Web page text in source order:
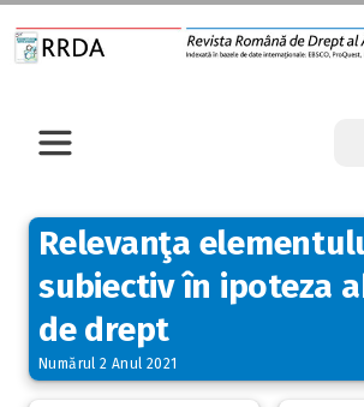
Relevanţa
subiectiv în ipoteza
de drept
Numărul 2 Anul 2021